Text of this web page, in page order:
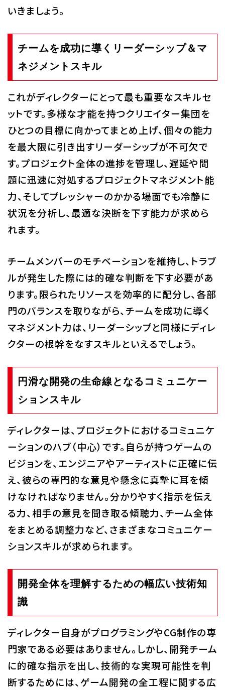
いきましょう。
チームを成功に導くリーダーシップ＆マ
ネジメントスキル
これがディレクターにとって最も重要なスキルセ
ットです。多様な才能を持つクリエイター集団を
ひとつの目標に向かってまとめ上げ、個々の能力
を最大限に引き出すリーダーシップが不可欠で
す。プロジェクト全体の進捗を管理し、遅延や問
題に迅速に対処するプロジェクトマネジメント能
力、そしてプレッシャーのかかる場面でも冷静に
状況を分析し、最適な決断を下す能力が求めら
れます。
チームメンバーのモチベーションを維持し、トラブ
ルが発生した際には的確な判断を下す必要があ
ります。限られたリソースを効率的に配分し、各部
門のバランスを取りながら、チームを成功に導く
マネジメント力は、リーダーシップと同様にディレ
クターの根幹をなすスキルといえるでしょう。
円滑な開発の生命線となるコミュニケー
ションスキル
ディレクターは、プロジェクトにおけるコミュニケ
ーションのハブ（中心）です。自らが持つゲームの
ビジョンを、エンジニアやアーティストに正確に伝
え、彼らの専門的な意見や懸念に真摯に耳を傾
けなければなりません。分かりやすく指示を伝え
る力、相手の意見を聞き取る傾聴力、チーム全体
をまとめる調整力など、さまざまなコミュニケー
ションスキルが求められます。
開発全体を理解するための幅広い技術知
識
ディレクター自身がプログラミングやCG制作の専
門家である必要はありません。しかし、開発チーム
に的確な指示を出し、技術的な実現可能性を判
断するためには、ゲーム開発の全工程に関する広